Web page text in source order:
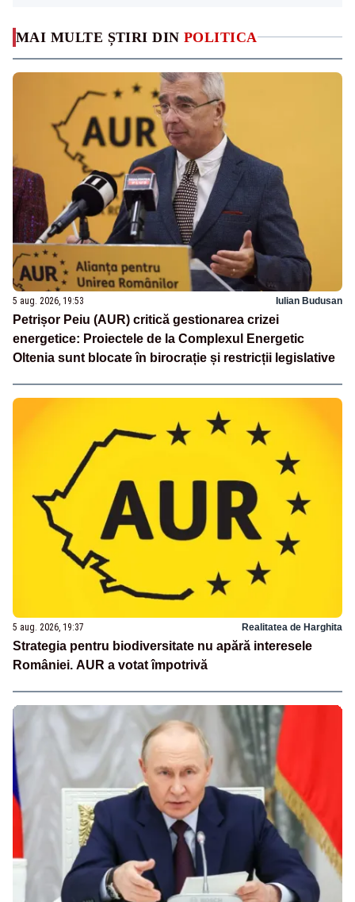
MAI MULTE ȘTIRI DIN POLITICA
5 aug. 2026, 19:53 Iulian Budusan
Petrișor Peiu (AUR) critică gestionarea crizei
energetice: Proiectele de la Complexul Energetic
Oltenia sunt blocate în birocrație și restricții legislative
5 aug. 2026, 19:37 Realitatea de Harghita
Strategia pentru biodiversitate nu apără interesele
României. AUR a votat împotrivă